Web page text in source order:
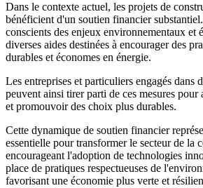
Dans le contexte actuel, les projets de
bénéficient d'un soutien financier
conscients des enjeux environnementaux et
diverses aides destinées à encourager des
durables et économes en énergie.
Les entreprises et particuliers engagés dans
peuvent ainsi tirer parti de ces mesures
et promouvoir des choix plus durables.
Cette dynamique de soutien financier
essentielle pour transformer le secteur de la
encourageant l'adoption de technologies
place de pratiques respectueuses de
favorisant une économie plus verte et